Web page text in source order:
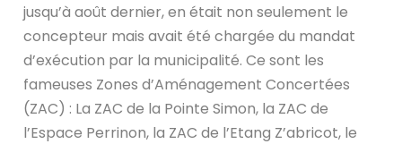
jusqu’à août dernier, en était non seulement le
concepteur mais avait été chargée du mandat
d’exécution par la municipalité. Ce sont les
fameuses Zones d’Aménagement Concertées
(ZAC) : La ZAC de la Pointe Simon, la ZAC de
l’Espace Perrinon, la ZAC de l’Etang Z’abricot, le